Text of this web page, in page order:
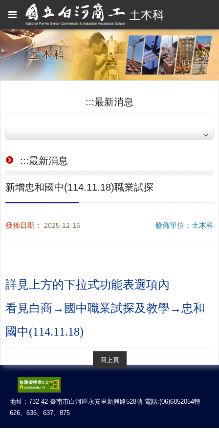
:::最新消息
:::最新消息
新增忠和國中(114.11.18)職業試探
發佈日期： 2025-12-16 發佈單位：土木科
詳見上方的下拉式功能表選項內
看見白商→國中職業試探及教學→忠和
國中(114.11.18)
回上頁
:::
地址：732-42 臺南市白河區永安里新興路528號 電話:(06)6852054轉
626、636、637、875